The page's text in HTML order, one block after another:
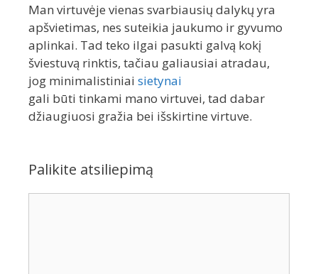
Man virtuvėje vienas svarbiausių dalykų yra
apšvietimas, nes suteikia jaukumo ir gyvumo
aplinkai. Tad teko ilgai pasukti galvą kokį
šviestuvą rinktis, tačiau galiausiai atradau,
jog minimalistiniai sietynai
gali būti tinkami mano virtuvei, tad dabar
džiaugiuosi gražia bei išskirtine virtuve.
Palikite atsiliepimą